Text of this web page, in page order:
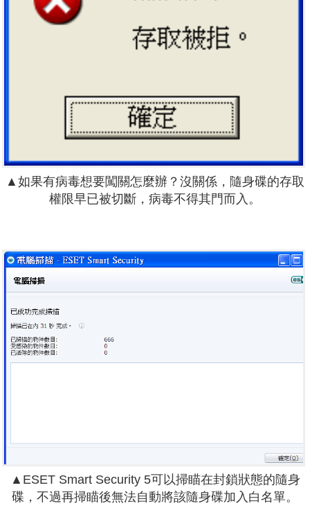
▲如果有病毒想要闖關怎麼辦？沒關係，隨身碟的存取
權限早已被切斷，病毒不得其門而入。
▲ESET Smart Security 5可以掃瞄在封鎖狀態的隨身
碟，不過再掃瞄後無法自動將該隨身碟加入白名單。